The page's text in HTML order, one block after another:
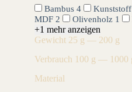
Bambus 4 Kunststoff
MDF 2 Olivenholz 1
+1 mehr anzeigen
Gewicht 25 g — 200 g
Verbrauch 100 g — 1000
Material